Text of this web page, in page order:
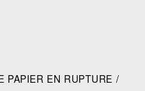
PAPIER EN RUPTURE /